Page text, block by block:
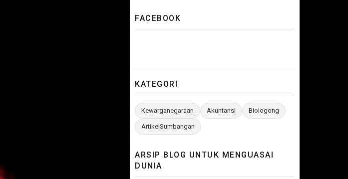
FACEBOOK
KATEGORI
Kewarganegaraan Akuntansi Biologong
ArtikelSumbangan
ARSIP BLOG UNTUK MENGUASAI
DUNIA